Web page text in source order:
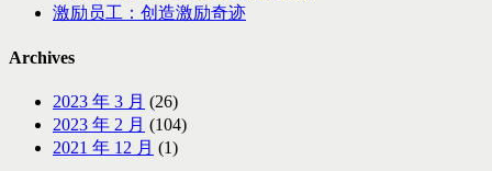
激励员工：创造激励奇迹
Archives
2023 年 3 月 (26)
2023 年 2 月 (104)
2021 年 12 月 (1)